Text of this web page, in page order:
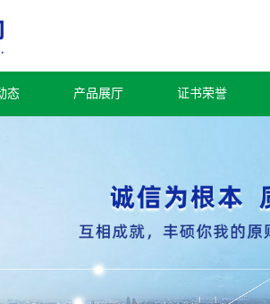
态 产品展厅 证书荣誉